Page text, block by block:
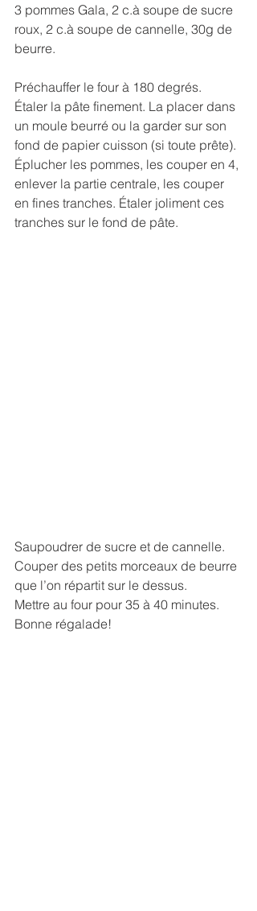
3 pommes Gala, 2 c.à soupe de sucre
roux, 2 c.à soupe de cannelle, 30g de
beurre.
Préchauffer le four à 180 degrés.
Étaler la pâte finement. La placer dans
un moule beurré ou la garder sur son
fond de papier cuisson (si toute prête).
Éplucher les pommes, les couper en 4,
enlever la partie centrale, les couper
en fines tranches. Étaler joliment ces
tranches sur le fond de pâte.
Saupoudrer de sucre et de cannelle.
Couper des petits morceaux de beurre
que l’on répartit sur le dessus.
Mettre au four pour 35 à 40 minutes.
Bonne régalade!